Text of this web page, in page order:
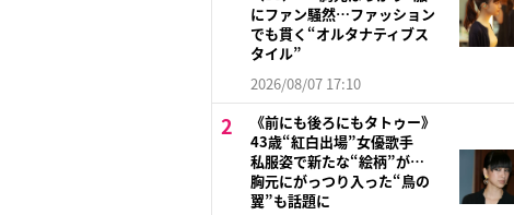
にファン騒然…ファッション
でも貫く“オルタナティブス
タイル”
2026/08/07 17:10
《前にも後ろにもタトゥー》
43歳“紅白出場”女優歌手
私服姿で新たな“絵柄”が…
胸元にがっつり入った“鳥の
翼”も話題に